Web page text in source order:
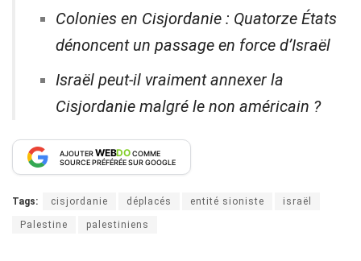
Colonies en Cisjordanie : Quatorze États
dénoncent un passage en force d’Israël
Israël peut-il vraiment annexer la
Cisjordanie malgré le non américain ?
AJOUTERWEBDOCOMME
SOURCE PRÉFÉRÉE SUR GOOGLE
Tags: cisjordanie déplacés entité sioniste israël
Palestine palestiniens